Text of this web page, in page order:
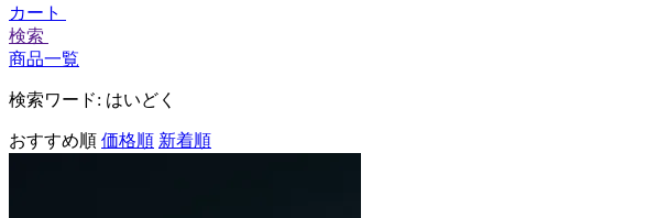
カート
検索
商品一覧
検索ワード: はいどく
おすすめ順 価格順 新着順